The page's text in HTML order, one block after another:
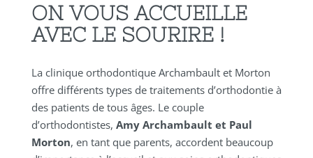
ON VOUS ACCUEILLE
AVEC LE SOURIRE !
La clinique orthodontique Archambault et Morton
offre différents types de traitements d’orthodontie à
des patients de tous âges. Le couple
d’orthodontistes, Amy Archambault et Paul
Morton, en tant que parents, accordent beaucoup